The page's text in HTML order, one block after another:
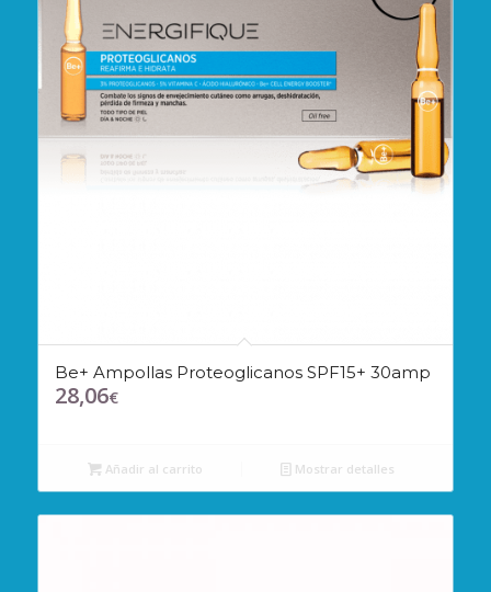
Be+ Ampollas Proteoglicanos SPF15+ 30amp
28,06€
Añadir al carrito Mostrar detalles